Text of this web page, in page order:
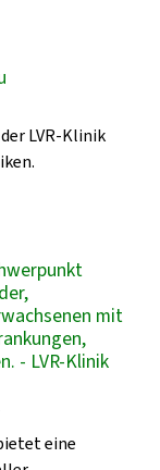
LVR-Klinik
mit
- LVR-Klinik
eine